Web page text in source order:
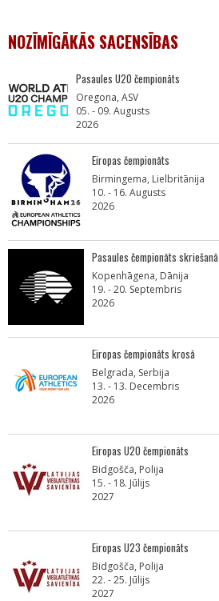
NOZĪMĪGĀKĀS SACENSĪBAS
Pasaules U20 čempionāts
Oregona, ASV
05. - 09. Augusts
2026
Eiropas čempionāts
Birmingema, Lielbritānija
10. - 16. Augusts
2026
Pasaules čempionāts skriešanā
Kopenhāgena, Dānija
19. - 20. Septembris
2026
Eiropas čempionāts krosā
Belgrada, Serbija
13. - 13. Decembris
2026
Eiropas U20 čempionāts
Bidgošča, Polija
15. - 18. Jūlijs
2027
Eiropas U23 čempionāts
Bidgošča, Polija
22. - 25. Jūlijs
2027